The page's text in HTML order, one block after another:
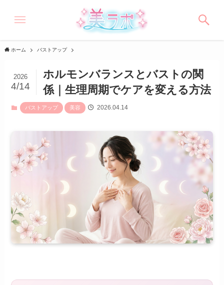
ホーム バストアップ
ホルモンバランスとバストの関
係｜生理周期でケアを変える方法
2026
4/14
バストアップ 美容 2026.04.14